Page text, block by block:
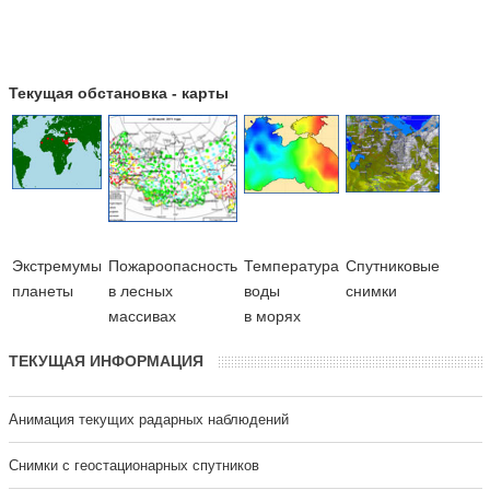
Текущая обстановка - карты
Экстремумы
планеты
Пожароопасность
в лесных
массивах
Температура
воды
в морях
Cпутниковые
снимки
ТЕКУЩАЯ ИНФОРМАЦИЯ
Анимация текущих радарных наблюдений
Cнимки с геостационарных спутников